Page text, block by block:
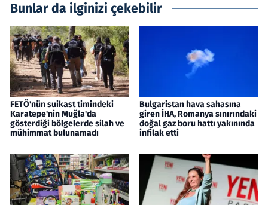
Bunlar da ilginizi çekebilir
FETÖ'nün suikast timindeki
Karatepe'nin Muğla'da
gösterdiği bölgelerde silah ve
mühimmat bulunamadı
Bulgaristan hava sahasına
giren İHA, Romanya sınırındaki
doğal gaz boru hattı yakınında
infilak etti